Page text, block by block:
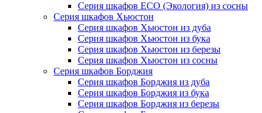
Серия шкафов ECO (Экология) из сосны
Серия шкафов Хьюстон
Серия шкафов Хьюстон из дуба
Серия шкафов Хьюстон из бука
Серия шкафов Хьюстон из березы
Серия шкафов Хьюстон из сосны
Серия шкафов Борджия
Серия шкафов Борджия из дуба
Серия шкафов Борджия из бука
Серия шкафов Борджия из березы